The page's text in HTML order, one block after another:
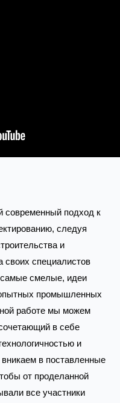
современный подход к
следуя
и
специалистов
смелые, идеи
промышленных
работе мы можем
в себе
и
в поставленные
от проделанной
все участники